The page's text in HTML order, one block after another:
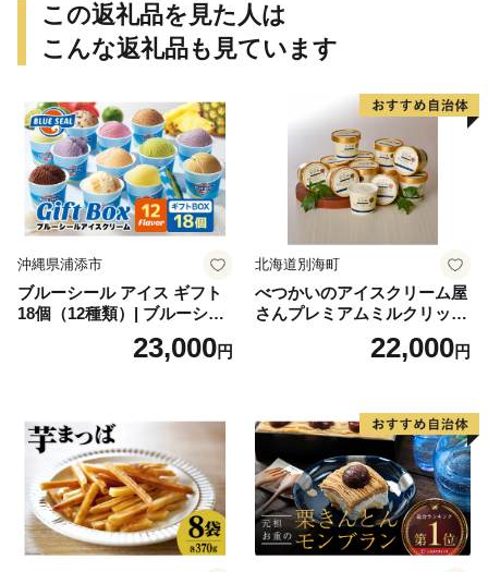
この返礼品を見た人は
こんな返礼品も見ています
沖縄県浦添市
ブルーシール アイス ギフト
18個（12種類）| ブルーシー
ルアイス ブルーシールアイ
スクリーム 着日指定可能 送
誕生日 カップ 詰め合わせ バ
ラエティ | バニラ チョコレー
ト ストロベリー ピスタチオ
バニラ＆クッキー ウベ 沖縄
紅イモ 塩ちんすこう 沖縄シ
ークヮーサー 沖縄黒糖 琉球
ロイヤルミルクティ 沖縄パ
イン
23,000円
北海道別海町
べつかいのアイスクリーム屋
さんプレミアムミルクリッチ
12個（AP-01）（ 北海道アイ
ス 北海道産アイス アイス ア
道産アイス 道産アイスクリ
ーム ギフト 詰合せ 詰め合わ
せ ふるさと納税 ）
22,000円